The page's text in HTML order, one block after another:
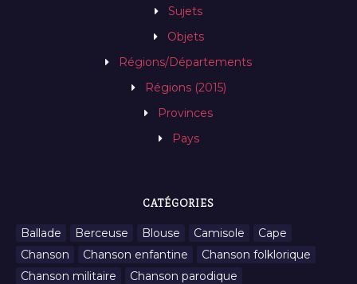
Sujets
Objets
Régions/Départements
Régions (2015)
Provinces
Pays
CATÉGORIES
Ballade Berceuse Blouse Camisole
Cape
Chanson
Chanson enfantine
Chanson folklorique
Chanson militaire
Chanson parodique